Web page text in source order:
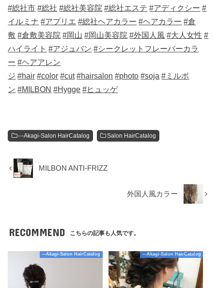
#総社市 #総社 #総社美容院 #総社エステ #アディクシー #
イルミナ #アプリエ #総社ヘアカラー #ヘアカラー #倉
敷 #倉敷美容院 #岡山 #岡山美容院 #外国人風 #大人女性 #
ハイライト #アジュバン #シークレットフレーバーカラ
ー #ヘアアレン
ジ #hair #color #cut #hairsalon #photo #soja #ミルボ
ン #MILBON #Hygge #ヒュッゲ
---Akagi-Salon HairCatalog Salon HairCatalog
MILBON ANTI-FRIZZ
外国人風カラー
RECOMMEND こちらの記事も人気です。
---Akagi-Salon HairCatalog ---Akagi-Salon HairCatalog